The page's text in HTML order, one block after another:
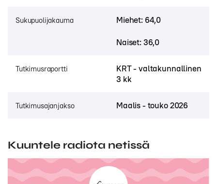
Sukupuolijakauma Miehet: 64,0
Naiset: 36,0
Tutkimusraportti
KRT - valtakunnallinen
3 kk
Tutkimusajanjakso Maalis - touko 2026
Kuuntele radiota netissä